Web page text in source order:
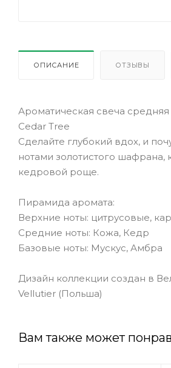
ОПИСАНИЕ ОТЗЫВЫ
Ароматическая свеча
Cedar Tree
Сделайте глубокий вдох, и
нотами золотистого
кедровой роще.
Пирамида аромата:
Верхние ноты: цитрусовые,
Средние ноты: Кожа, Кедр
Базовые ноты: Мускус, Амбра
Дизайн коллекции создан в
Vellutier (Польша)
Вам также может